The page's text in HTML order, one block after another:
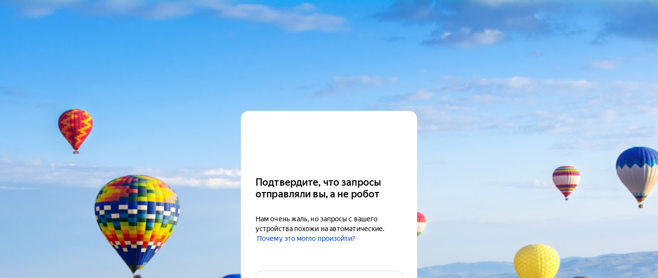
Подтвердите, что запросы
отправляли вы, а не робот
Нам очень жаль, но запросы с вашего
устройства похожи на автоматические.
Почему это могло произойти?